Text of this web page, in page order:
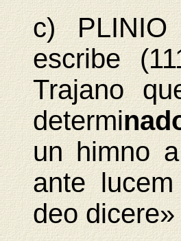
c)
escribe
Trajano
determi
un himno
ante
deo